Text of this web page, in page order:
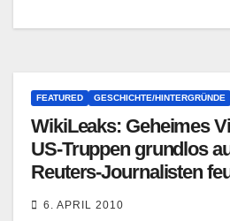
FEATURED GESCHICHTE/HINTERGRÜNDE
WikiLeaks: Geheimes
US-Truppen grundlos
Reuters-Journalisten
6. APRIL 2010